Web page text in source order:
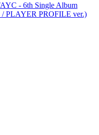
- 6th Single Album
PLAYER PROFILE ver.)